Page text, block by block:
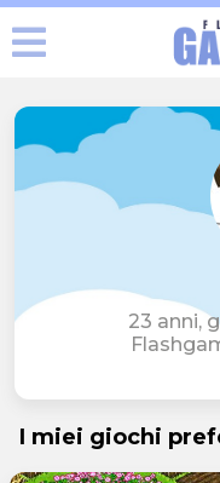
23 anni,
I miei giochi